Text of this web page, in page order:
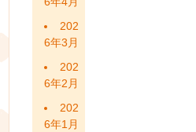
202
6年3月
202
6年2月
202
6年1月